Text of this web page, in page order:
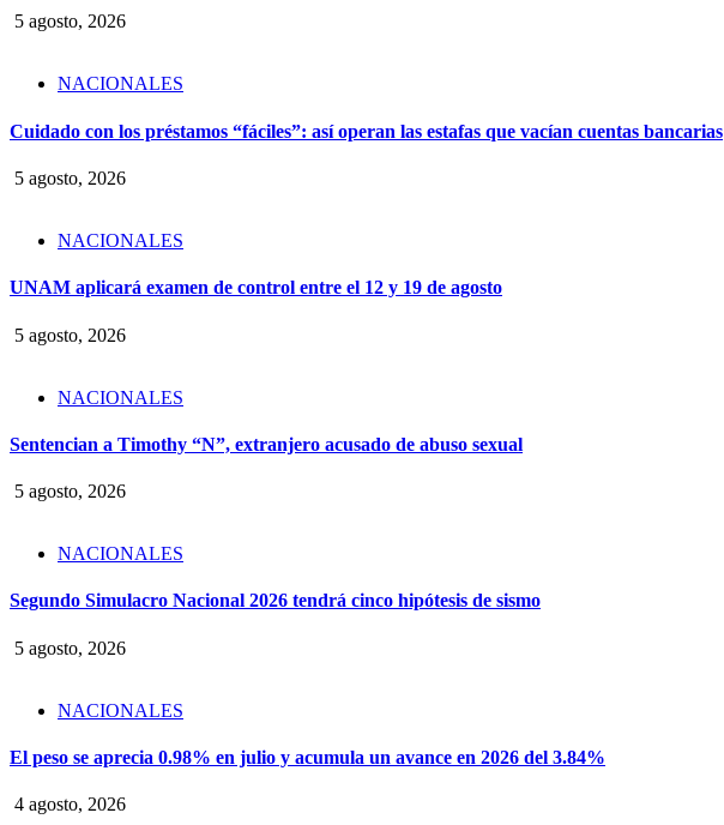
5 agosto, 2026
NACIONALES
Cuidado con los préstamos “fáciles”: así operan las estafas que vacían cuentas bancarias
5 agosto, 2026
NACIONALES
UNAM aplicará examen de control entre el 12 y 19 de agosto
5 agosto, 2026
NACIONALES
Sentencian a Timothy “N”, extranjero acusado de abuso sexual
5 agosto, 2026
NACIONALES
Segundo Simulacro Nacional 2026 tendrá cinco hipótesis de sismo
5 agosto, 2026
NACIONALES
El peso se aprecia 0.98% en julio y acumula un avance en 2026 del 3.84%
4 agosto, 2026